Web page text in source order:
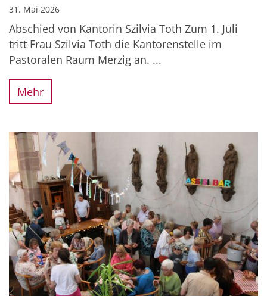
31. Mai 2026
Abschied von Kantorin Szilvia Toth Zum 1. Juli
tritt Frau Szilvia Toth die Kantorenstelle im
Pastoralen Raum Merzig an. ...
Mehr